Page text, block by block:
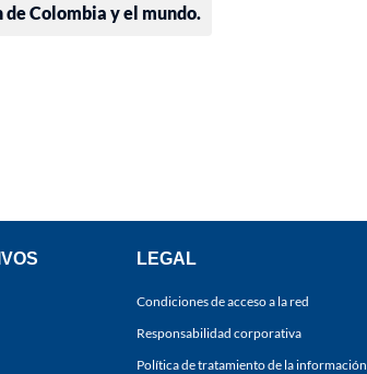
Colombia y el mundo.
LEGAL
Condiciones de acceso a la red
Responsabilidad corporativa
Política de tratamiento de la información